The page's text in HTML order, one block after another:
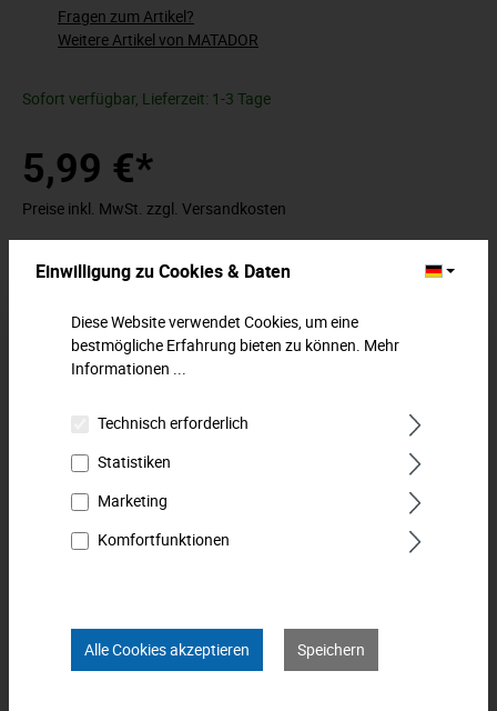
Fragen zum Artikel?
Weitere Artikel von MATADOR
Sofort verfügbar, Lieferzeit: 1-3 Tage
5,99 €*
Preise inkl. MwSt. zzgl. Versandkosten
In den Warenkorb
Steckschlüssel-Einsatz, metrisch. Für
Außensechskantschrauben. Für Handbetätigung mit Knarre
Technische Daten
Einwilligung zu Cookies & Daten
Diese Website verwendet Cookies, um eine
bestmögliche Erfahrung bieten zu können. Mehr
Informationen ...
Technisch erforderlich
Statistiken
Marketing
Komfortfunktionen
Alle Cookies akzeptieren Speichern